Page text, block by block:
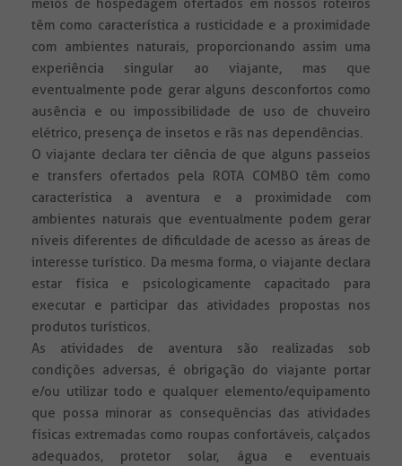
meios de hospedagem ofertados em nossos roteiros
têm como característica a rusticidade e a proximidade
com ambientes naturais, proporcionando assim uma
experiência singular ao viajante, mas que
eventualmente pode gerar alguns desconfortos como
ausência e ou impossibilidade de uso de chuveiro
elétrico, presença de insetos e rãs nas dependências.
O viajante declara ter ciência de que alguns passeios
e transfers ofertados pela ROTA COMBO têm como
característica a aventura e a proximidade com
ambientes naturais que eventualmente podem gerar
níveis diferentes de dificuldade de acesso as áreas de
interesse turístico. Da mesma forma, o viajante declara
estar física e psicologicamente capacitado para
executar e participar das atividades propostas nos
produtos turísticos.
As atividades de aventura são realizadas sob
condições adversas, é obrigação do viajante portar
e/ou utilizar todo e qualquer elemento/equipamento
que possa minorar as consequências das atividades
físicas extremadas como roupas confortáveis, calçados
adequados, protetor solar, água e eventuais